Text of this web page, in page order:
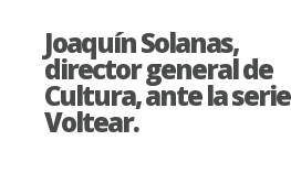
Joaquín Solanas,
director general de
Cultura, ante la serie
Voltear.